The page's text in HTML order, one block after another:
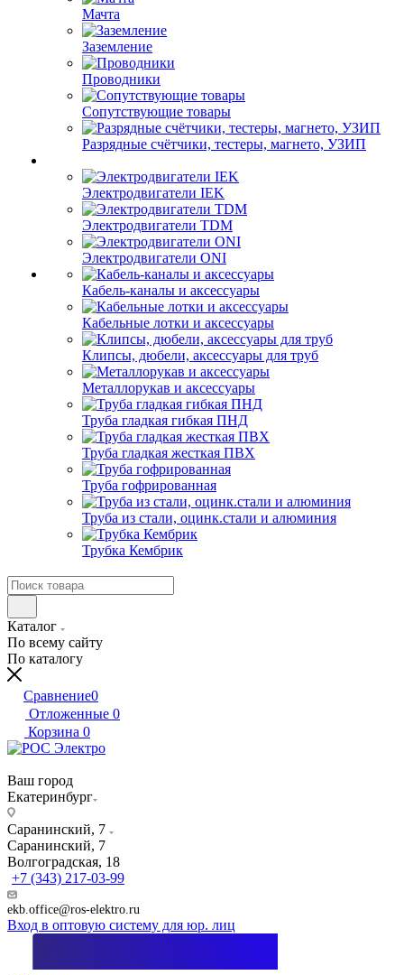
Мачта
Заземление
Проводники
Сопутствующие товары
Разрядные счётчики, тестеры, магнето, УЗИП
Электродвигатели IEK
Электродвигатели TDM
Электродвигатели ONI
Кабель-каналы и аксессуары
Кабельные лотки и аксессуары
Клипсы, дюбели, аксессуары для труб
Металлорукав и аксессуары
Труба гладкая гибкая ПНД
Труба гладкая жесткая ПВХ
Труба гофрированная
Труба из стали, оцинк.стали и алюминия
Трубка Кембрик
Каталог
По всему сайту
По каталогу
Сравнение0
Отложенные 0
Корзина 0
Ваш город
Екатеринбург
Саранинский, 7
Саранинский, 7
Волгоградская, 18
+7 (343) 217-03-99
ekb.office@ros-elektro.ru
Вход в оптовую систему для юр. лиц